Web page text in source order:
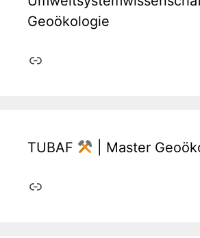
Geoökologie
Link
TUBAF | Master
Link